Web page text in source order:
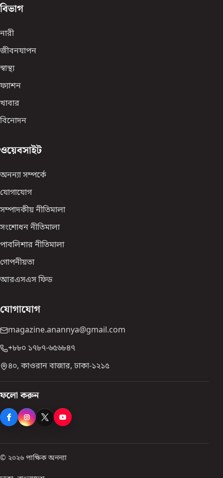
বিভাগ
নারী
জীবনযাপন
স্বাস্থ্য
ফ্যাশন
খাবার
বিনোদন
ওয়েবসাইট
অনন্যা সম্পর্কে
যোগাযোগ
সম্পাদকীয় নীতিমালা
সংশোধন নীতিমালা
পাবলিশার নীতিমালা
গোপনীয়তা
আরএসএস ফিড
যোগাযোগ
magazine.anannya@gmail.com
+৮৮০ ১৭৮৭-৬৫৬৮৪৭
৪০, কাওরান বাজার, ঢাকা-১২১৫
ফলো করুন
© ২০২৬ পাক্ষিক অনন্যা